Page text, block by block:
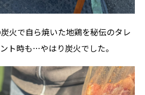
火で自ら焼いた地鶏を秘伝のタレ
ト時も…やはり炭火でした。